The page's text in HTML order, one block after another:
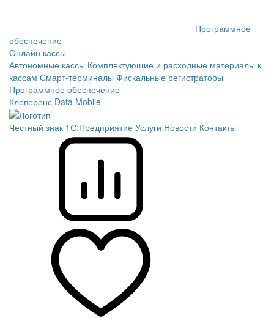
Программное
обеспечение
Онлайн кассы
Автономные кассы Комплектующие и расходные материалы к
кассам Смарт-терминалы Фискальные регистраторы
Программное обеспечение
Клеверенс Data Mobile
Честный знак 1С:Предприятие Услуги Новости Контакты